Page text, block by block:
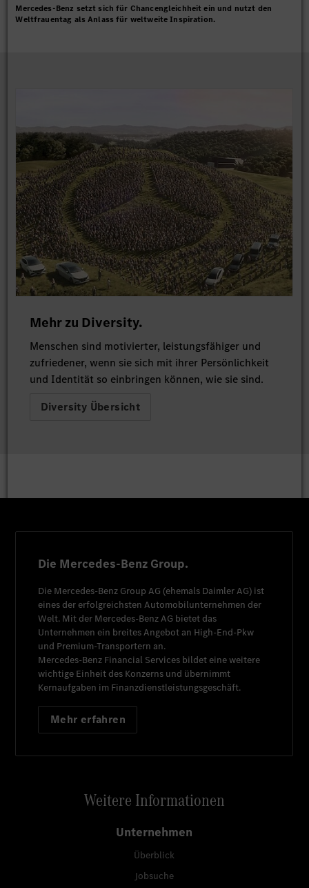
Mercedes-Benz setzt sich für Chancengleichheit ein und nutzt den
Weltfrauentag als Anlass für weltweite Inspiration.
Mehr zu Diversity.
Menschen sind motivierter, leistungsfähiger und
zufriedener, wenn sie sich mit ihrer Persönlichkeit
und Identität so einbringen können, wie sie sind.
Diversity Übersicht
Die Mercedes-Benz Group.
Die Mercedes-Benz Group AG (ehemals Daimler AG) ist
eines der erfolgreichsten Automobilunternehmen der
Welt. Mit der Mercedes-Benz AG bietet das
Unternehmen ein breites Angebot an High-End-Pkw
und Premium-Transportern an.
Mercedes-Benz Financial Services bildet eine weitere
wichtige Einheit des Konzerns und übernimmt
Kernaufgaben im Finanzdienstleistungsgeschäft.
Mehr erfahren
Weitere Informationen
Unternehmen
Überblick
Jobsuche